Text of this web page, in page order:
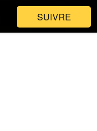
SUIVRE